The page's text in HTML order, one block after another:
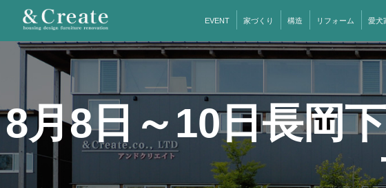
EVENT 家づくり 構造 リフォーム 愛犬
8月8日～10日長岡